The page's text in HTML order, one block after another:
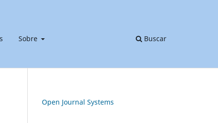
Sobre Buscar
Open Journal Systems